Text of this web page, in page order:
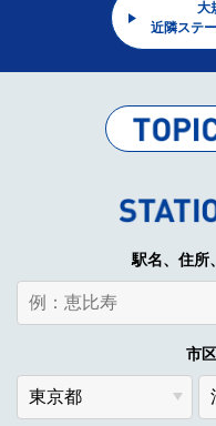
大
近隣ステ
駅名、住所
市